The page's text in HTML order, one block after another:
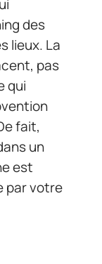
des
lieux. La
pas
qui
fait,
un
est
par votre